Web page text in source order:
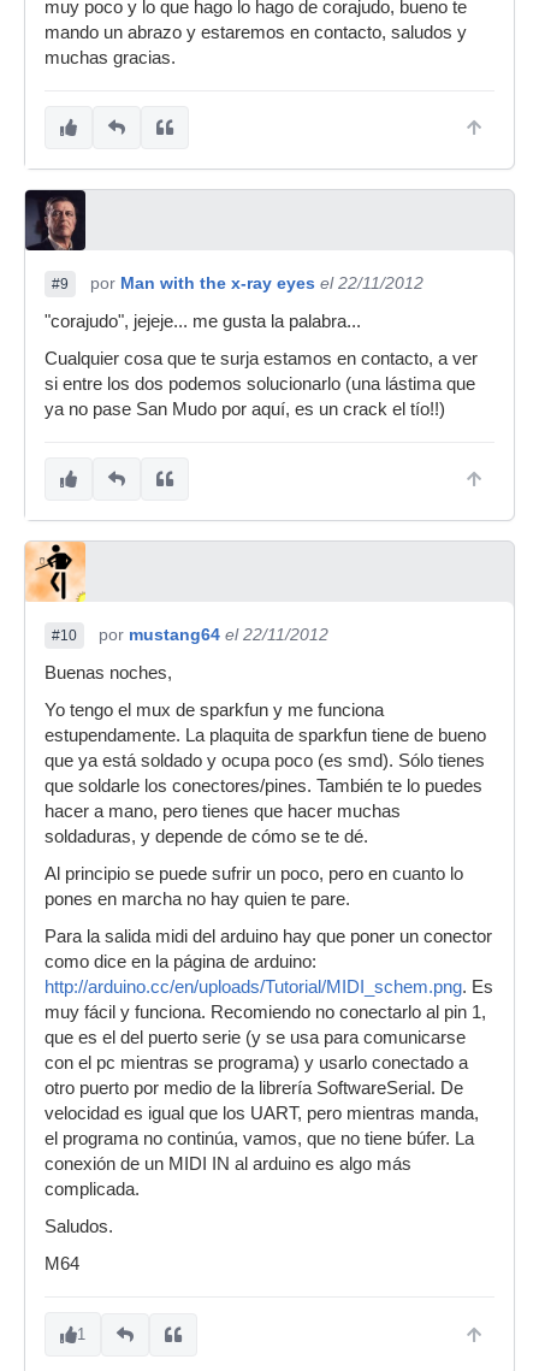
muy poco y lo que hago lo hago de corajudo, bueno te
mando un abrazo y estaremos en contacto, saludos y
muchas gracias.
#9 por Man with the x-ray eyes el 22/11/2012
"corajudo", jejeje... me gusta la palabra...
Cualquier cosa que te surja estamos en contacto, a ver
si entre los dos podemos solucionarlo (una lástima que
ya no pase San Mudo por aquí, es un crack el tío!!)
#10 por mustang64 el 22/11/2012
Buenas noches,
Yo tengo el mux de sparkfun y me funciona
estupendamente. La plaquita de sparkfun tiene de bueno
que ya está soldado y ocupa poco (es smd). Sólo tienes
que soldarle los conectores/pines. También te lo puedes
hacer a mano, pero tienes que hacer muchas
soldaduras, y depende de cómo se te dé.
Al principio se puede sufrir un poco, pero en cuanto lo
pones en marcha no hay quien te pare.
Para la salida midi del arduino hay que poner un conector
como dice en la página de arduino:
http://arduino.cc/en/uploads/Tutorial/MIDI_schem.png. Es
muy fácil y funciona. Recomiendo no conectarlo al pin 1,
que es el del puerto serie (y se usa para comunicarse
con el pc mientras se programa) y usarlo conectado a
otro puerto por medio de la librería SoftwareSerial. De
velocidad es igual que los UART, pero mientras manda,
el programa no continúa, vamos, que no tiene búfer. La
conexión de un MIDI IN al arduino es algo más
complicada.
Saludos.
M64
1